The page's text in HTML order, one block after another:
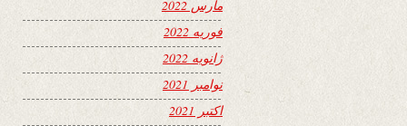
مارس 2022
فوریه 2022
ژانویه 2022
نوامبر 2021
اکتبر 2021